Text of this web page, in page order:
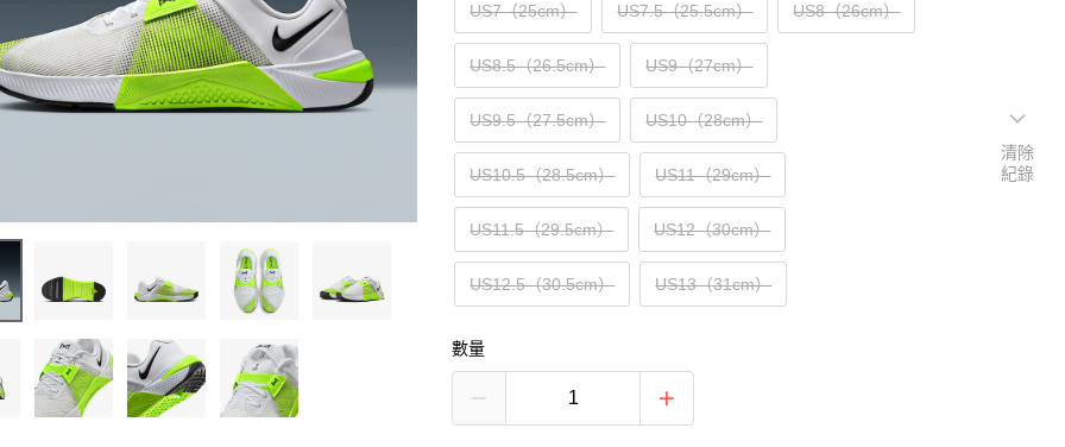
US7（25cm） US7.5（25.5cm） US8（26cm）
US8.5（26.5cm） US9（27cm）
US9.5（27.5cm） US10（28cm）
US10.5（28.5cm） US11（29cm）
US11.5（29.5cm） US12（30cm）
US12.5（30.5cm） US13（31cm）
數量
清除
紀錄